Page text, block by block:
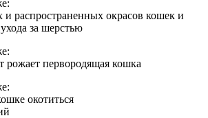
и распространенных окрасов кошек и
за шерстью
рожает первородящая кошка
окотиться